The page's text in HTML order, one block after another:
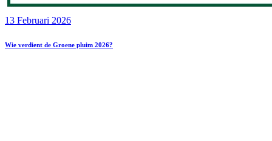
13 Februari 2026
Wie verdient de Groene pluim 2026?